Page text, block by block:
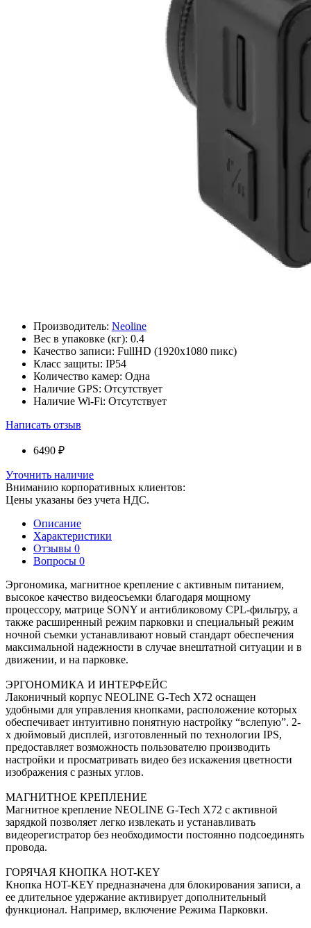
Производитель: Neoline
Вес в упаковке (кг): 0.4
Качество записи: FullHD (1920x1080 пикс)
Класс защиты: IP54
Количество камер: Одна
Наличие GPS: Отсутствует
Наличие Wi-Fi: Отсутствует
Написать отзыв
6490 ₽
Уточнить наличие
Вниманию корпоративных клиентов:
Цены указаны без учета НДС.
Описание
Характеристики
Отзывы 0
Вопросы 0
Эргономика, магнитное крепление с активным питанием,
высокое качество видеосъемки благодаря мощному
процессору, матрице SONY и антибликовому CPL-фильтру, а
также расширенный режим парковки и специальный режим
ночной съемки устанавливают новый стандарт обеспечения
максимальной надежности в случае внештатной ситуации и в
движении, и на парковке.
ЭРГОНОМИКА И ИНТЕРФЕЙС
Лаконичный корпус NEOLINE G-Tech X72 оснащен
удобными для управления кнопками, расположение которых
обеспечивает интуитивно понятную настройку “вслепую”. 2-
х дюймовый дисплей, изготовленный по технологии IPS,
предоставляет возможность пользователю производить
настройки и просматривать видео без искажения цветности
изображения с разных углов.
МАГНИТНОЕ КРЕПЛЕНИЕ
Магнитное крепление NEOLINE G-Tech X72 с активной
зарядкой позволяет легко извлекать и устанавливать
видеорегистратор без необходимости постоянно подсоединять
провода.
ГОРЯЧАЯ КНОПКА HOT-KEY
Кнопка HOT-KEY предназначена для блокирования записи, а
ее длительное удержание активирует дополнительный
функционал. Например, включение Режима Парковки.